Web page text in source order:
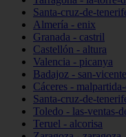
Santa-cruz-de-
Almería - enix
Granada - castril
Castellón - altura
Valencia - picanya
Badajoz - san-
Cáceres -
Santa-cruz-de-
Toledo - las-ventas-
Teruel - alcorisa